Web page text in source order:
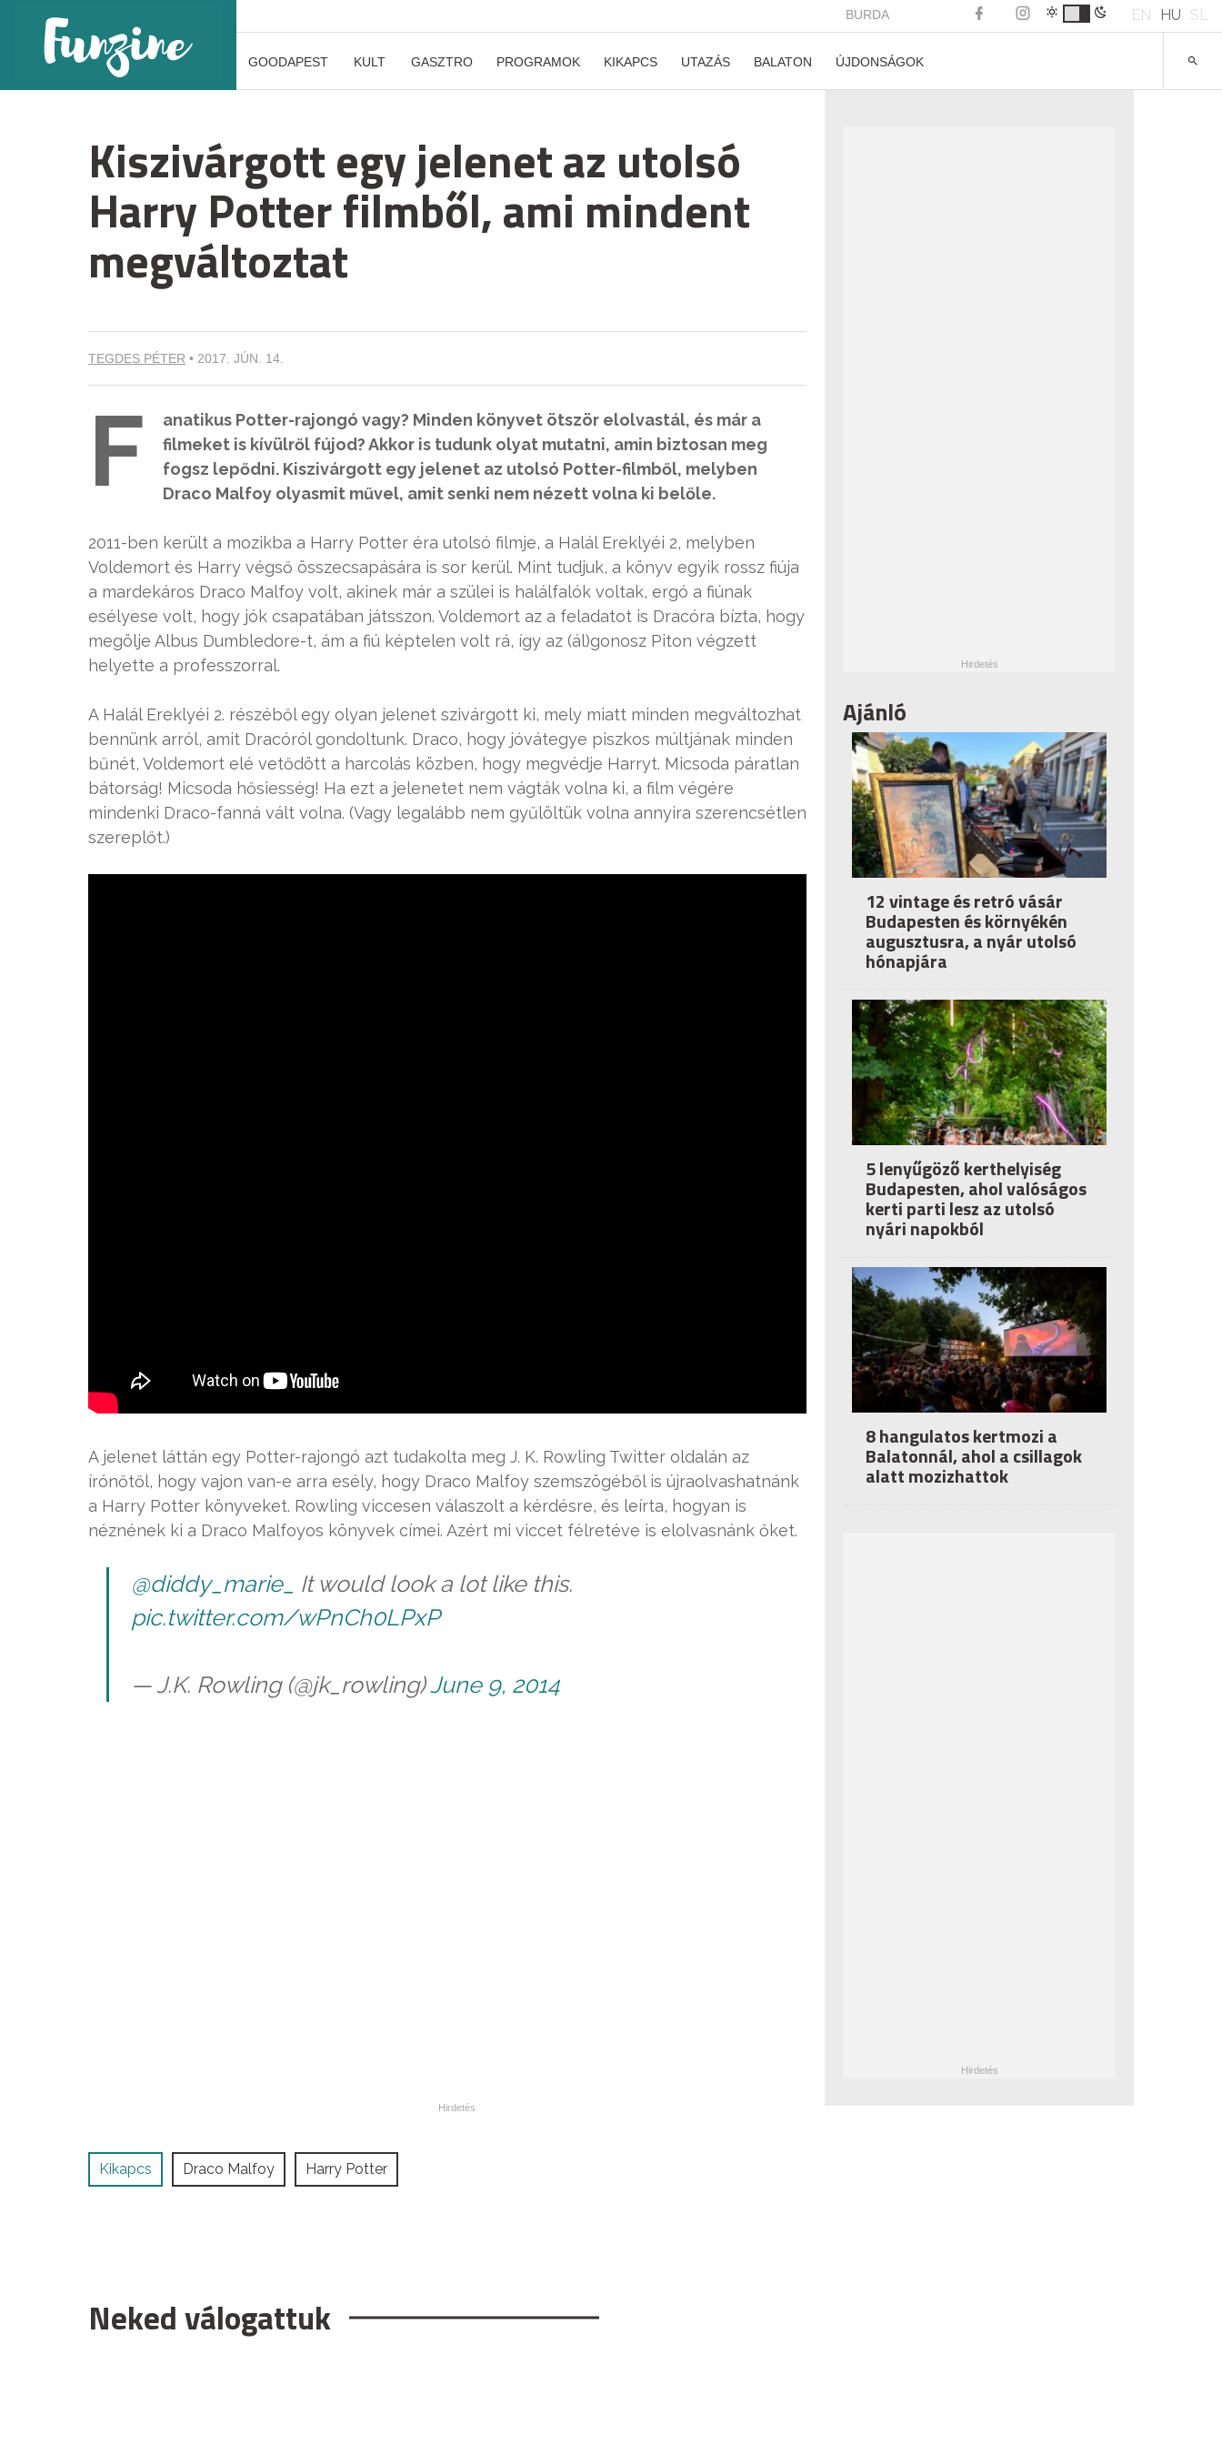
BURDA EN HU SL
GOODAPEST KULT GASZTRO PROGRAMOK KIKAPCS UTAZÁS BALATON ÚJDONSÁGOK
Kiszivárgott egy jelenet az utolsó
Harry Potter filmből, ami mindent
megváltoztat
TEGDES PÉTER • 2017. JÚN. 14.
F
anatikus Potter-rajongó vagy? Minden könyvet ötször elolvastál, és már a
filmeket is kívülről fújod? Akkor is tudunk olyat mutatni, amin biztosan meg
fogsz lepődni. Kiszivárgott egy jelenet az utolsó Potter-filmből, melyben
Draco Malfoy olyasmit művel, amit senki nem nézett volna ki belőle.
2011-ben került a mozikba a Harry Potter éra utolsó filmje, a Halál Ereklyéi 2, melyben
Voldemort és Harry végső összecsapására is sor kerül. Mint tudjuk, a könyv egyik rossz fiúja
a mardekáros Draco Malfoy volt, akinek már a szülei is halálfalók voltak, ergó a fiúnak
esélyese volt, hogy jók csapatában játsszon. Voldemort az a feladatot is Dracóra bízta, hogy
megölje Albus Dumbledore-t, ám a fiú képtelen volt rá, így az (ál)gonosz Piton végzett
helyette a professzorral.
A Halál Ereklyéi 2. részéből egy olyan jelenet szivárgott ki, mely miatt minden megváltozhat
bennünk arról, amit Dracóról gondoltunk. Draco, hogy jóvátegye piszkos múltjának minden
bűnét, Voldemort elé vetődött a harcolás közben, hogy megvédje Harryt. Micsoda páratlan
bátorság! Micsoda hősiesség! Ha ezt a jelenetet nem vágták volna ki, a film végére
mindenki Draco-fanná vált volna. (Vagy legalább nem gyűlöltük volna annyira szerencsétlen
szereplőt.)
A jelenet láttán egy Potter-rajongó azt tudakolta meg J. K. Rowling Twitter oldalán az
írónőtől, hogy vajon van-e arra esély, hogy Draco Malfoy szemszögéből is újraolvashatnánk
a Harry Potter könyveket. Rowling viccesen válaszolt a kérdésre, és leírta, hogyan is
néznének ki a Draco Malfoyos könyvek címei. Azért mi viccet félretéve is elolvasnánk őket.
@diddy_marie_
It would look a lot like this.
pic.twitter.com/wPnCh0LPxP
— J.K. Rowling (@jk_rowling)June 9, 2014
Kikapcs Draco Malfoy Harry Potter
Neked válogattuk
Ajánló
12 vintage és retró vásár
Budapesten és környékén
augusztusra, a nyár utolsó
hónapjára
5 lenyűgöző kerthelyiség
Budapesten, ahol valóságos
kerti parti lesz az utolsó
nyári napokból
8 hangulatos kertmozi a
Balatonnál, ahol a csillagok
alatt mozizhattok